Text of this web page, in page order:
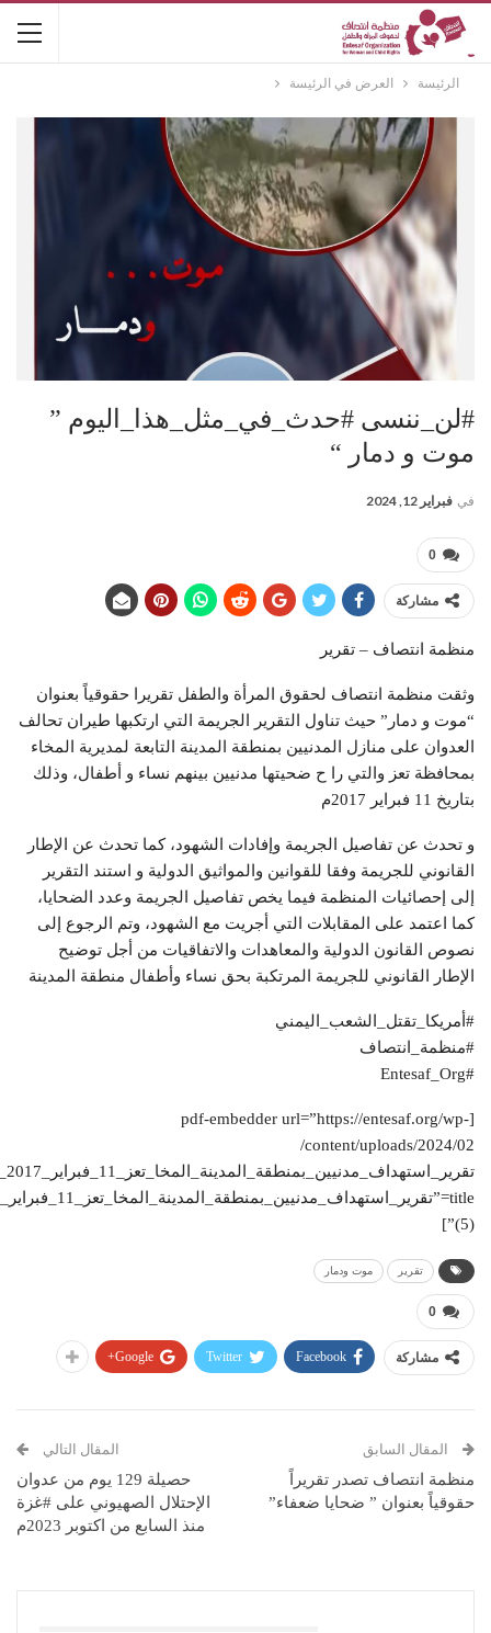
الرئيسة العرض في الرئيسة
#لن_ننسى #حدث_في_مثل_هذا_اليوم ”
موت و دمار “
في فبراير 12, 2024
0
مشاركة
منظمة انتصاف – تقرير
وثقت منظمة انتصاف لحقوق المرأة والطفل تقريرا حقوقياً بعنوان
“موت و دمار” حيث تناول التقرير الجريمة التي ارتكبها طيران تحالف
العدوان على منازل المدنيين بمنطقة المدينة التابعة لمدیریة المخاء
بمحافظة تعز والتي را ح ضحيتها مدنيين بينهم نساء و أطفال، وذلك
بتاريخ 11 فبراير 2017م
و تحدث عن تفاصيل الجريمة وإفادات الشهود، كما تحدث عن الإطار
القانوني للجريمة وفقا للقوانين والمواثيق الدولية و استند التقرير
إلى إحصائيات المنظمة فيما يخص تفاصيل الجريمة وعدد الضحايا،
كما اعتمد على المقابلات التي أجريت مع الشهود، وتم الرجوع إلى
نصوص القانون الدولية والمعاهدات والاتفاقيات من أجل توضيح
الإطار القانوني للجريمة المرتكبة بحق نساء وأطفال منطقة المدينة
#أمريكا_تقتل_الشعب_اليمني
#منظمة_انتصاف
#Entesaf_Org
[pdf-embedder url=”https://entesaf.org/wp-
content/uploads/2024/02/
(5)”]
تقرير موت ودمار
0
مشاركة Facebook
Twitter
Google+
المقال السابق
منظمة انتصاف تصدر تقريراً
حقوقياً بعنوان ” ضحايا ضعفاء”
المقال التالي
حصيلة 129 يوم من عدوان
الإحتلال الصهيوني على #غزة
منذ السابع من اكتوبر 2023م